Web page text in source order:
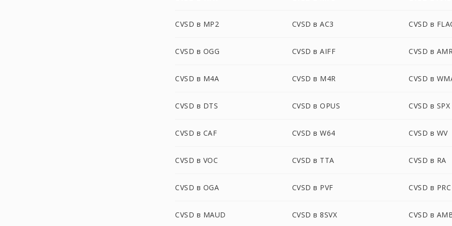
CVSD в MP2 CVSD в AC3 CVSD в
CVSD в OGG CVSD в AIFF CVSD в
CVSD в M4A CVSD в M4R CVSD в
CVSD в DTS CVSD в OPUS CVSD в SPX
CVSD в CAF CVSD в W64 CVSD в WV
CVSD в VOC CVSD в TTA CVSD в RA
CVSD в OGA CVSD в PVF CVSD в PRC
CVSD в MAUD CVSD в 8SVX CVSD в